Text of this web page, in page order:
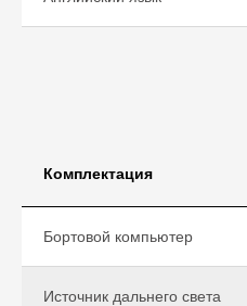
Комплектация
Бортовой компьютер
Источник дальнего света